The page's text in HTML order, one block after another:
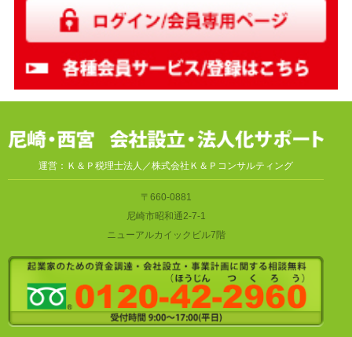
運営：Ｋ＆Ｐ税理士法人／株式会社Ｋ＆Ｐコンサルティング
〒660-0881
尼崎市昭和通2-7-1
ニューアルカイックビル7階